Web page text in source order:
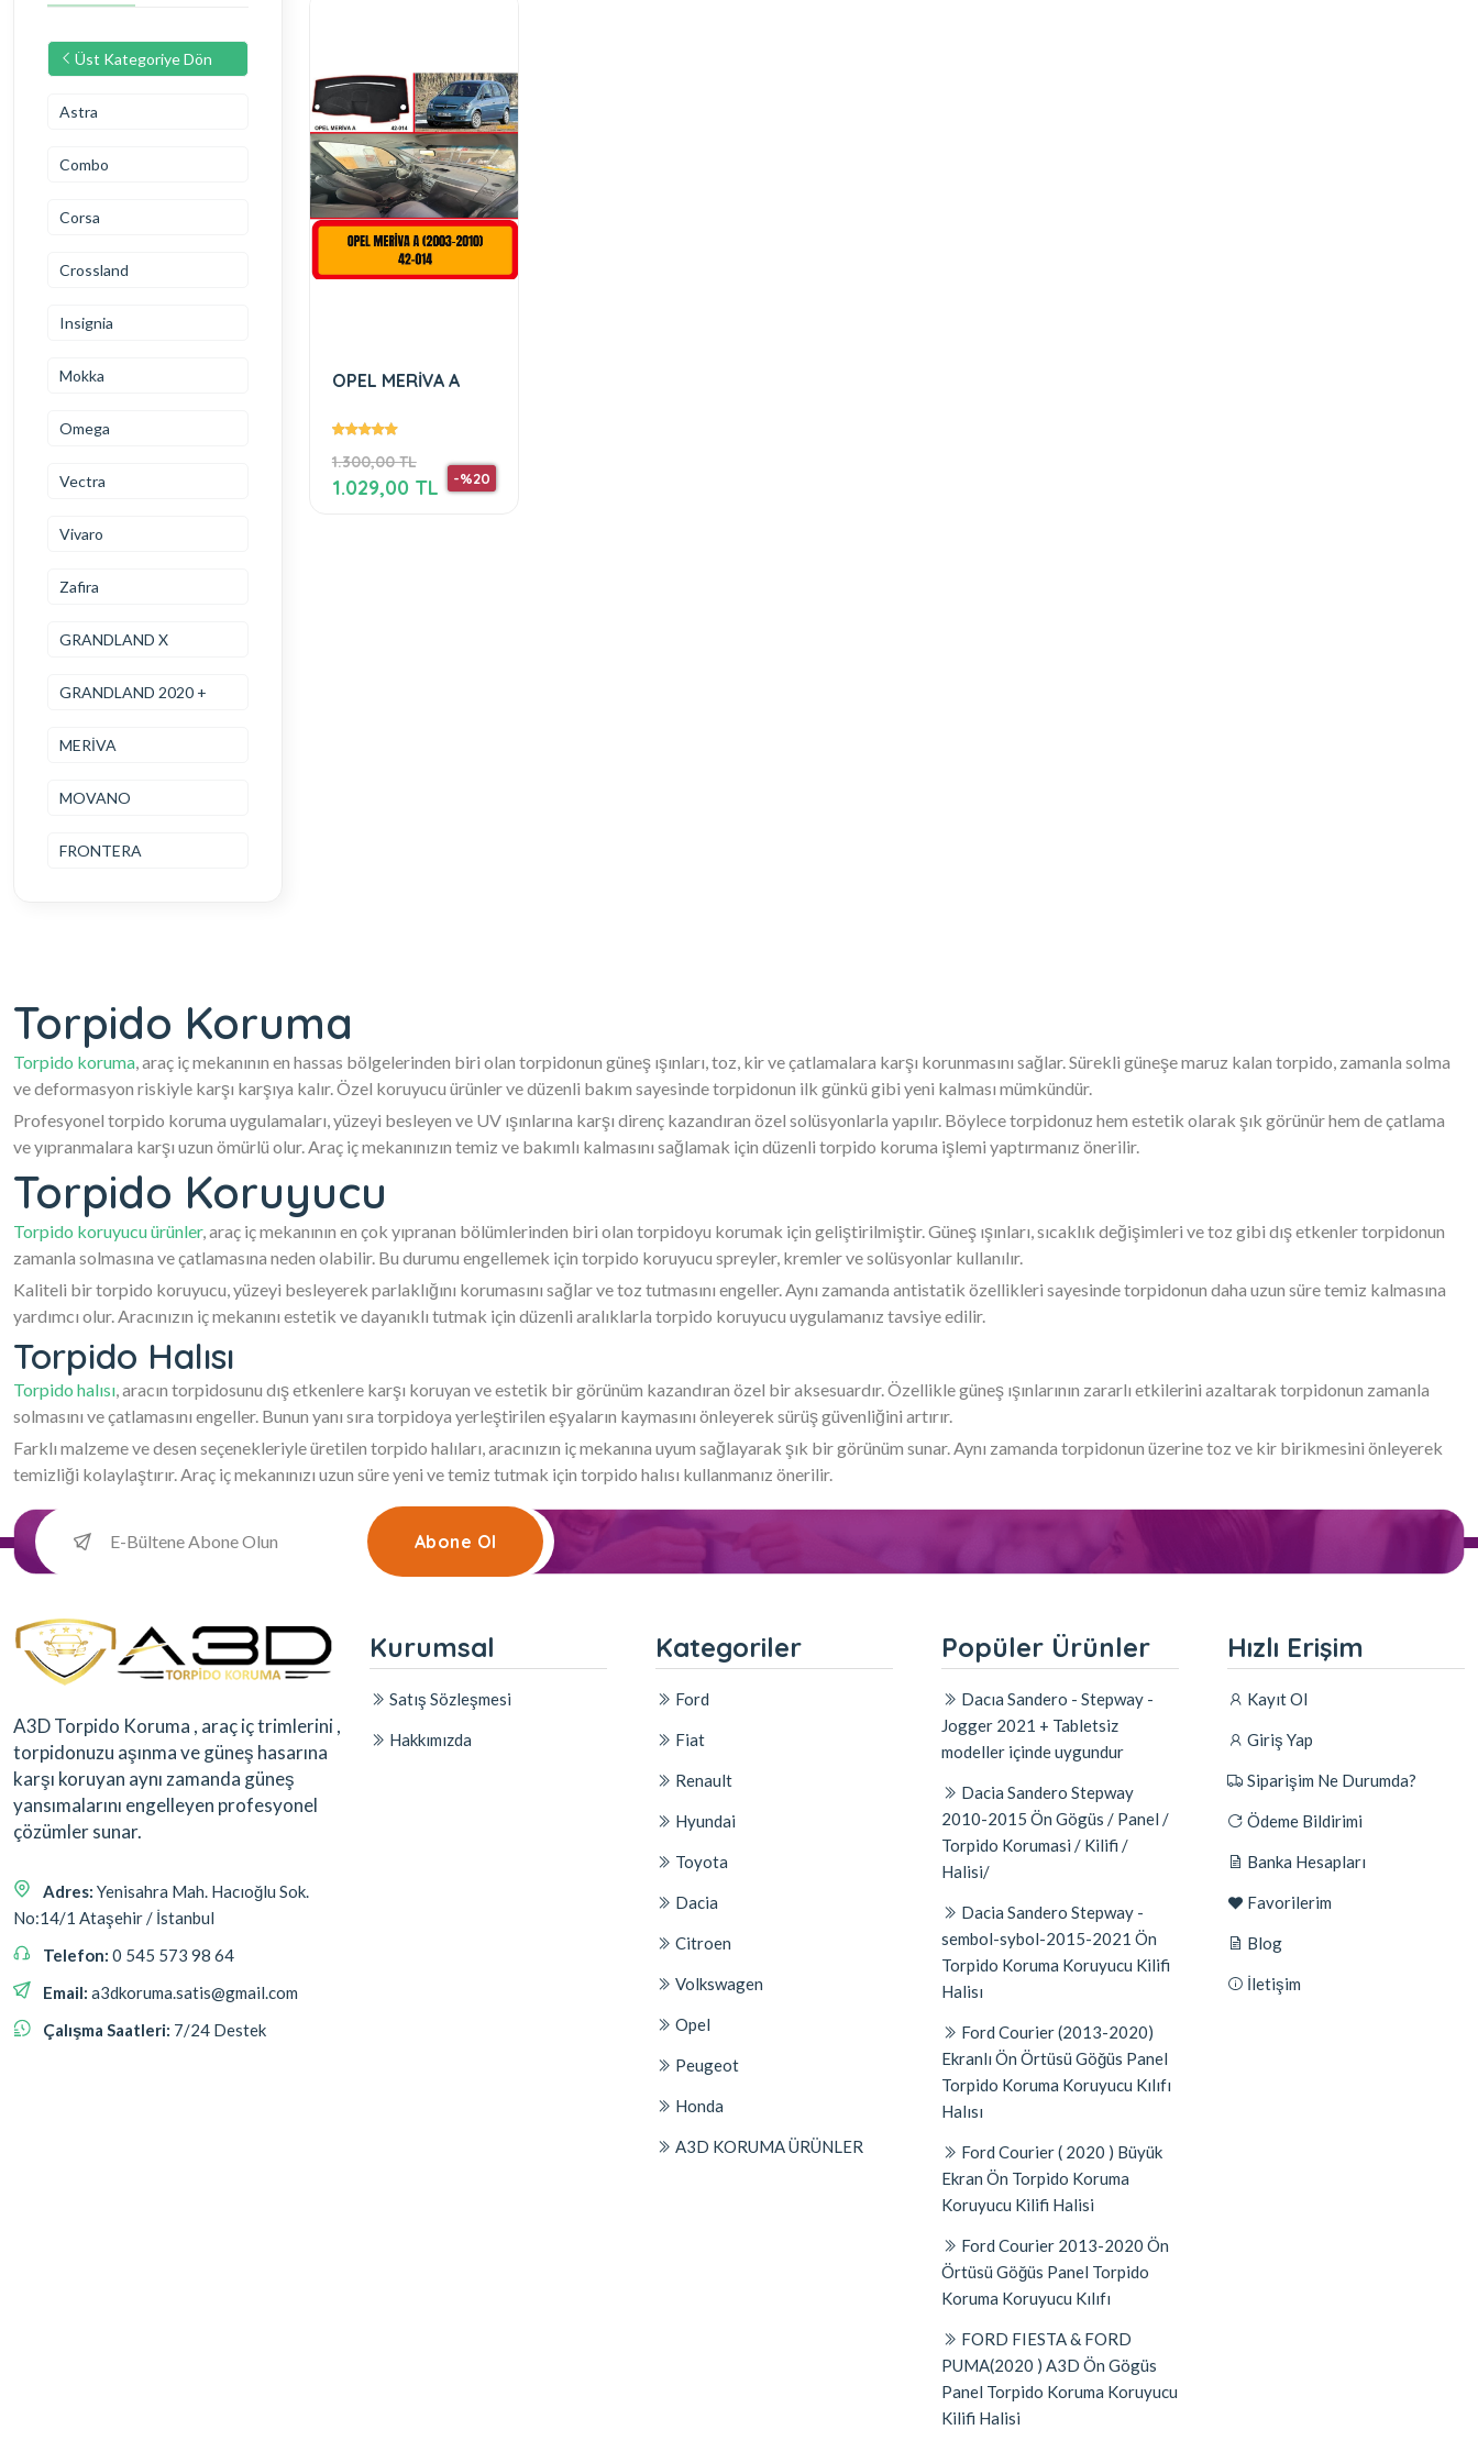
Üst Kategoriye Dön
Astra
Combo
Corsa
Crossland
Insignia
Mokka
Omega
Vectra
Vivaro
Zafira
GRANDLAND X
GRANDLAND 2020 +
MERİVA
MOVANO
FRONTERA
OPEL MERİVA A
1.300,00 TL
-%20
1.029,00 TL
Torpido Koruma
Torpido koruma, araç iç mekanının en hassas bölgelerinden biri olan torpidonun güneş ışınları, toz, kir ve çatlamalara karşı korunmasını sağlar. Sürekli güneşe maruz kalan torpido, zamanla solma
ve deformasyon riskiyle karşı karşıya kalır. Özel koruyucu ürünler ve düzenli bakım sayesinde torpidonun ilk günkü gibi yeni kalması mümkündür.
Profesyonel torpido koruma uygulamaları, yüzeyi besleyen ve UV ışınlarına karşı direnç kazandıran özel solüsyonlarla yapılır. Böylece torpidonuz hem estetik olarak şık görünür hem de çatlama
ve yıpranmalara karşı uzun ömürlü olur. Araç iç mekanınızın temiz ve bakımlı kalmasını sağlamak için düzenli torpido koruma işlemi yaptırmanız önerilir.
Torpido Koruyucu
Torpido koruyucu ürünler, araç iç mekanının en çok yıpranan bölümlerinden biri olan torpidoyu korumak için geliştirilmiştir. Güneş ışınları, sıcaklık değişimleri ve toz gibi dış etkenler torpidonun
zamanla solmasına ve çatlamasına neden olabilir. Bu durumu engellemek için torpido koruyucu spreyler, kremler ve solüsyonlar kullanılır.
Kaliteli bir torpido koruyucu, yüzeyi besleyerek parlaklığını korumasını sağlar ve toz tutmasını engeller. Aynı zamanda antistatik özellikleri sayesinde torpidonun daha uzun süre temiz kalmasına
yardımcı olur. Aracınızın iç mekanını estetik ve dayanıklı tutmak için düzenli aralıklarla torpido koruyucu uygulamanız tavsiye edilir.
Torpido Halısı
Torpido halısı, aracın torpidosunu dış etkenlere karşı koruyan ve estetik bir görünüm kazandıran özel bir aksesuardır. Özellikle güneş ışınlarının zararlı etkilerini azaltarak torpidonun zamanla
solmasını ve çatlamasını engeller. Bunun yanı sıra torpidoya yerleştirilen eşyaların kaymasını önleyerek sürüş güvenliğini artırır.
Farklı malzeme ve desen seçenekleriyle üretilen torpido halıları, aracınızın iç mekanına uyum sağlayarak şık bir görünüm sunar. Aynı zamanda torpidonun üzerine toz ve kir birikmesini önleyerek
temizliği kolaylaştırır. Araç iç mekanınızı uzun süre yeni ve temiz tutmak için torpido halısı kullanmanız önerilir.
Abone Ol
A3D Torpido Koruma , araç iç trimlerini ,
torpidonuzu aşınma ve güneş hasarına
karşı koruyan aynı zamanda güneş
yansımalarını engelleyen profesyonel
çözümler sunar.
Adres: Yenisahra Mah. Hacıoğlu Sok.
No:14/1 Ataşehir / İstanbul
Telefon: 0 545 573 98 64
Email: a3dkoruma.satis@gmail.com
Çalışma Saatleri: 7/24 Destek
Kurumsal
Satış Sözleşmesi
Hakkımızda
Kategoriler
Ford
Fiat
Renault
Hyundai
Toyota
Dacia
Citroen
Volkswagen
Opel
Peugeot
Honda
A3D KORUMA ÜRÜNLER
Popüler Ürünler
Dacıa Sandero - Stepway -
Jogger 2021 + Tabletsiz
modeller içinde uygundur
Dacia Sandero Stepway
2010-2015 Ön Gögüs / Panel /
Torpido Korumasi / Kilifi /
Halisi/
Dacia Sandero Stepway -
sembol-sybol-2015-2021 Ön
Torpido Koruma Koruyucu Kilifi
Halisı
Ford Courier (2013-2020)
Ekranlı Ön Örtüsü Göğüs Panel
Torpido Koruma Koruyucu Kılıfı
Halısı
Ford Courier ( 2020 ) Büyük
Ekran Ön Torpido Koruma
Koruyucu Kilifi Halisi
Ford Courier 2013-2020 Ön
Örtüsü Göğüs Panel Torpido
Koruma Koruyucu Kılıfı
FORD FIESTA & FORD
PUMA(2020 ) A3D Ön Gögüs
Panel Torpido Koruma Koruyucu
Kilifi Halisi
Hızlı Erişim
Kayıt Ol
Giriş Yap
Siparişim Ne Durumda?
Ödeme Bildirimi
Banka Hesapları
Favorilerim
Blog
İletişim